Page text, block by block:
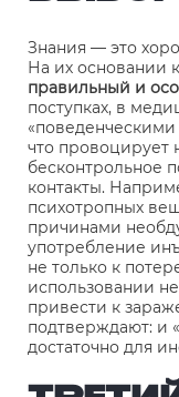
Знания — это
На их основании
правильный и
поступках, в
что провоцирует
бесконтрольное
контакты.
психотропных
причинами
употребление
не только к
использовании
привести к
подтверждают: и
достаточно для